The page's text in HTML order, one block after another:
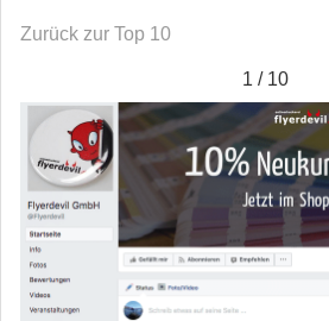
Zurück zur Top 10
1 / 10